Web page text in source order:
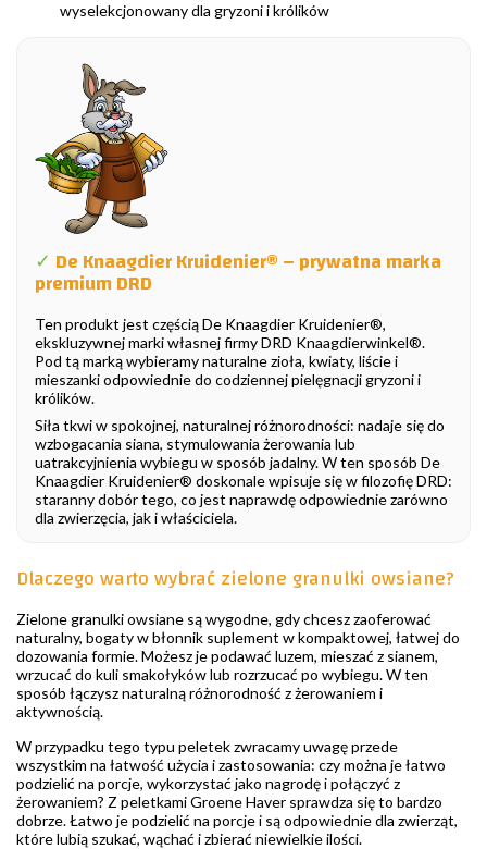
wyselekcjonowany dla gryzoni i królików
✓ De Knaagdier Kruidenier® – prywatna marka
premium DRD
Ten produkt jest częścią De Knaagdier Kruidenier®,
ekskluzywnej marki własnej firmy DRD Knaagdierwinkel®.
Pod tą marką wybieramy naturalne zioła, kwiaty, liście i
mieszanki odpowiednie do codziennej pielęgnacji gryzoni i
królików.
Siła tkwi w spokojnej, naturalnej różnorodności: nadaje się do
wzbogacania siana, stymulowania żerowania lub
uatrakcyjnienia wybiegu w sposób jadalny. W ten sposób De
Knaagdier Kruidenier® doskonale wpisuje się w filozofię DRD:
staranny dobór tego, co jest naprawdę odpowiednie zarówno
dla zwierzęcia, jak i właściciela.
Dlaczego warto wybrać zielone granulki owsiane?
Zielone granulki owsiane są wygodne, gdy chcesz zaoferować
naturalny, bogaty w błonnik suplement w kompaktowej, łatwej do
dozowania formie. Możesz je podawać luzem, mieszać z sianem,
wrzucać do kuli smakołyków lub rozrzucać po wybiegu. W ten
sposób łączysz naturalną różnorodność z żerowaniem i
aktywnością.
W przypadku tego typu peletek zwracamy uwagę przede
wszystkim na łatwość użycia i zastosowania: czy można je łatwo
podzielić na porcje, wykorzystać jako nagrodę i połączyć z
żerowaniem? Z peletkami Groene Haver sprawdza się to bardzo
dobrze. Łatwo je podzielić na porcje i są odpowiednie dla zwierząt,
które lubią szukać, wąchać i zbierać niewielkie ilości.